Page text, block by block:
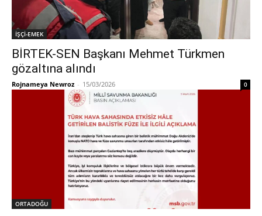
İŞÇİ-EMEK
BİRTEK-SEN Başkanı Mehmet Türkmen
gözaltına alındı
Rojnameya Newroz - 15/03/2026 0
ORTADOĞU